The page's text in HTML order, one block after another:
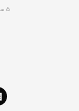
5 سال قبل